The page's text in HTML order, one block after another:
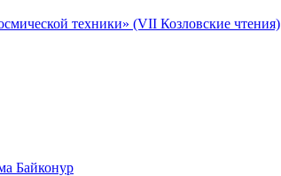
техники» (VII Козловские чтения)
Байконур